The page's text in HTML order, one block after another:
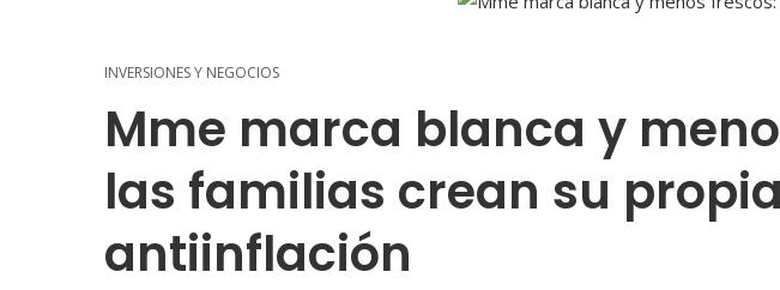
INVERSIONES Y NEGOCIOS
Mme marca blanca y
las familias crean su
antiinflación